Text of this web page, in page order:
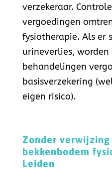
verzekeraar.
vergoedingen
fysiotherapie. Als er
urineverlies, worden
behandelingen
basisverzekering
eigen risico).
Zonder verwijzing
bekkenbodem
Leiden